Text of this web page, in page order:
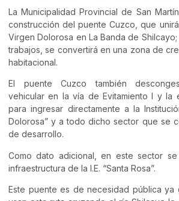
La Municipalidad Provincial de San
construcción del puente Cuzco, que
Virgen Dolorosa en La Banda de
trabajos, se convertirá en una zona de
habitacional.
El puente Cuzco también
vehicular en la vía de Evitamiento I y la
para ingresar directamente a la
Dolorosa” y a todo dicho sector que se
de desarrollo.
Como dato adicional, en este sector
infraestructura de la I.E. “Santa Rosa”.
Este puente es de necesidad pública ya